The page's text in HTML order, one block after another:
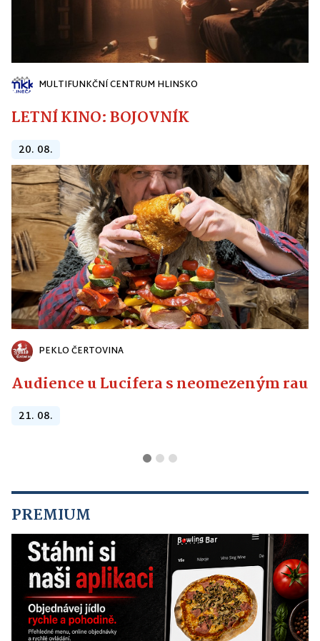
MULTIFUNKČNÍ CENTRUM HLINSKO
LETNÍ KINO: BOJOVNÍK
20. 08.
PEKLO ČERTOVINA
Audience u Lucifera s neomezeným
21. 08.
PREMIUM